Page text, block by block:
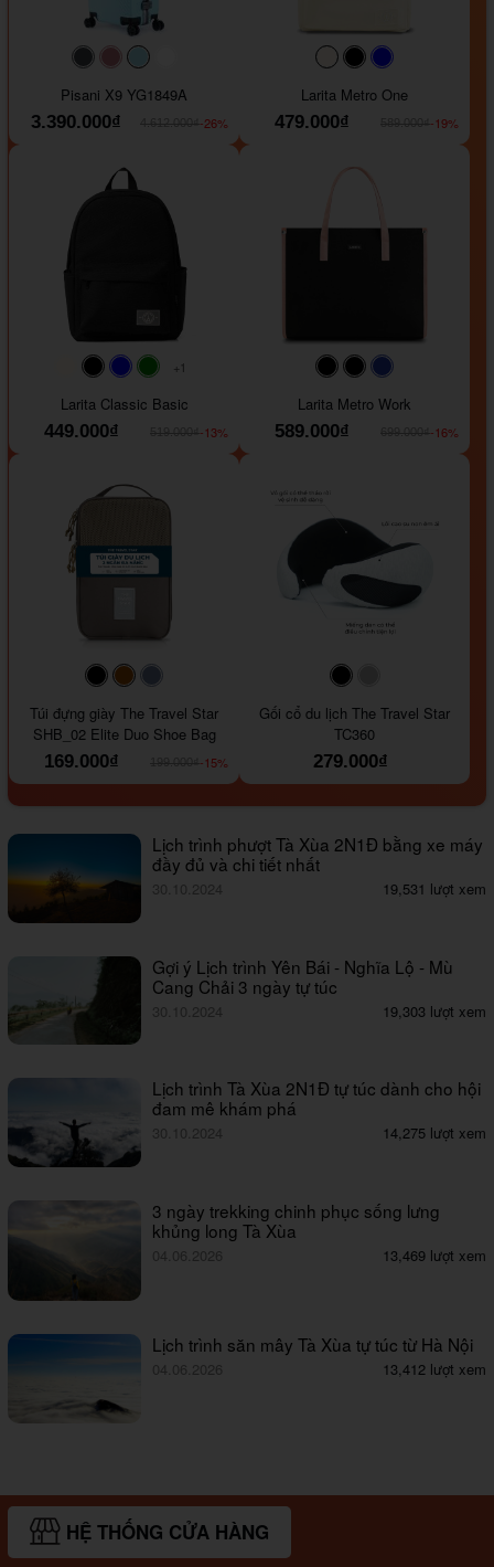
#40454a#b76e79
Pisani X9 YG1849A
3.390.000₫
-26%
#faf0e6#000000
Larita Metro One
479.000₫
-19%
#faf0e6#000000#0000FF
+1
Larita Classic Basic
449.000₫
-13%
#000000#000000
Larita Metro Work
589.000₫
-16%
#000000#964B00
Túi đựng giày The Travel Star
SHB_02 Elite Duo Shoe Bag
169.000₫
-15%
Gối cổ du lịch The Travel Star
TC360
279.000₫
Lịch trình phượt Tà Xùa 2N1Đ bằng xe máy
đầy đủ và chi tiết nhất
30.10.2024 19,531 lượt xem
Gợi ý Lịch trình Yên Bái - Nghĩa Lộ - Mù
Cang Chải 3 ngày tự túc
30.10.2024 19,303 lượt xem
Lịch trình Tà Xùa 2N1Đ tự túc dành cho hội
đam mê khám phá
30.10.2024 14,275 lượt xem
3 ngày trekking chinh phục sống lưng
khủng long Tà Xùa
04.06.2026 13,469 lượt xem
Lịch trình săn mây Tà Xùa tự túc từ Hà Nội
04.06.2026 13,412 lượt xem
HỆ THỐNG CỬA HÀNG